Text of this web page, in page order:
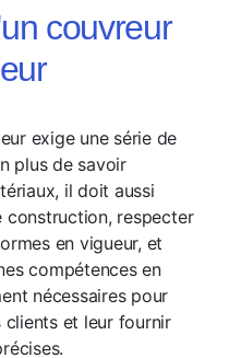
couvreur
exige une série de
plus de savoir
il doit aussi
construction, respecter
en vigueur, et
compétences en
nécessaires pour
clients et leur fournir